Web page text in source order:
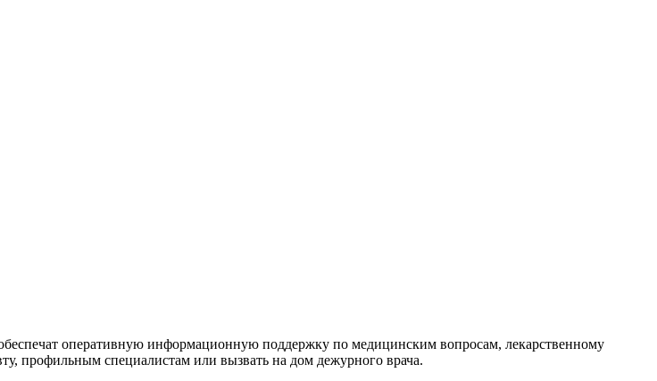
оперативную информационную поддержку по медицинским вопросам, лекарственному
профильным специалистам или вызвать на дом дежурного врача.